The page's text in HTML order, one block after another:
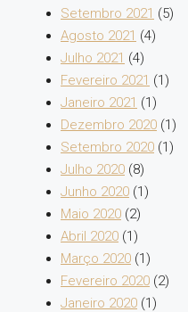
Setembro 2021 (5)
Agosto 2021 (4)
Julho 2021 (4)
Fevereiro 2021 (1)
Janeiro 2021 (1)
Dezembro 2020 (1)
Setembro 2020 (1)
Julho 2020 (8)
Junho 2020 (1)
Maio 2020 (2)
Abril 2020 (1)
Março 2020 (1)
Fevereiro 2020 (2)
Janeiro 2020 (1)